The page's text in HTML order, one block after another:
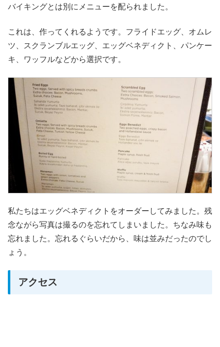
バイキングとは別にメニューを配られました。
これは、作ってくれるようです。フライドエッグ、オムレ
ツ、スクランブルエッグ、エッグベネディクト、パンケー
キ、ワッフルなどから選択です。
私たちはエッグベネディクトをオーダーしてみました。残
念ながら写真は撮るのを忘れてしまいました。ちなみ味も
忘れました。忘れるぐらいだから、味は並みだったのでし
ょう。
アクセス